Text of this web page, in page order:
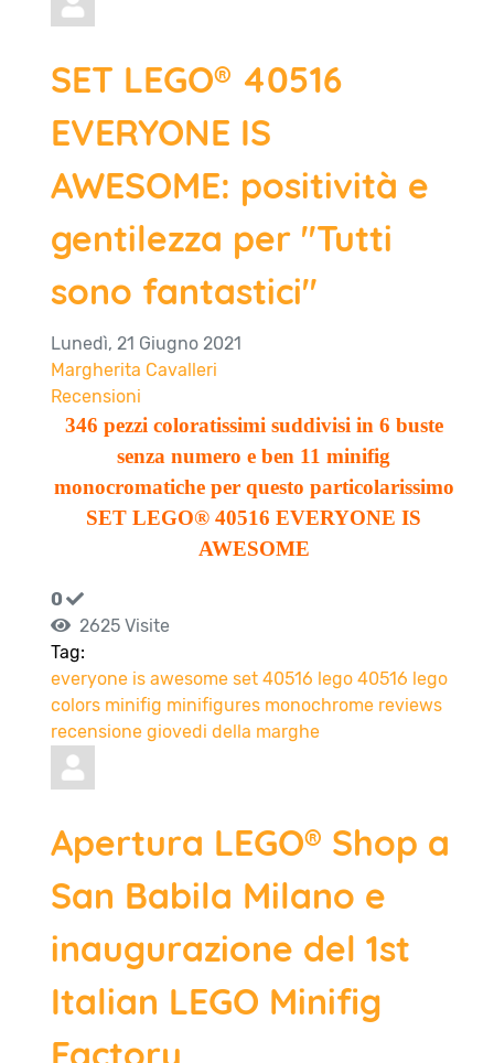
SET LEGO® 40516
EVERYONE IS
AWESOME: positività e
gentilezza per "Tutti
sono fantastici"
Lunedì, 21 Giugno 2021
Margherita Cavalleri
Recensioni
346 pezzi coloratissimi suddivisi in 6 buste
senza numero e ben 11 minifig
monocromatiche per questo particolarissimo
SET LEGO® 40516 EVERYONE IS
AWESOME
0
2625 Visite
Tag:
everyone is awesome set 40516 lego 40516 lego
colors minifig minifigures monochrome reviews
recensione giovedi della marghe
Apertura LEGO® Shop a
San Babila Milano e
inaugurazione del 1st
Italian LEGO Minifig